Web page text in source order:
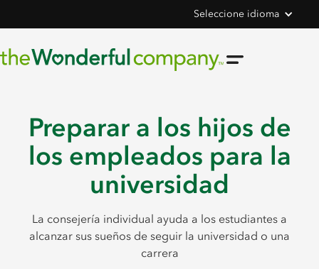
Seleccione idioma
Preparar a los hijos de
los empleados para la
universidad
La consejería individual ayuda a los estudiantes a
alcanzar sus sueños de seguir la universidad o una
carrera